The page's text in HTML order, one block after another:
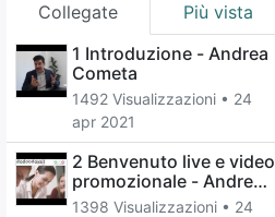
Collegate
Più vista
1 Introduzione - Andrea
Cometa
1492 Visualizzazioni • 24
apr 2021
2 Benvenuto live e video
promozionale - Andrea
Cometa
1398 Visualizzazioni • 24